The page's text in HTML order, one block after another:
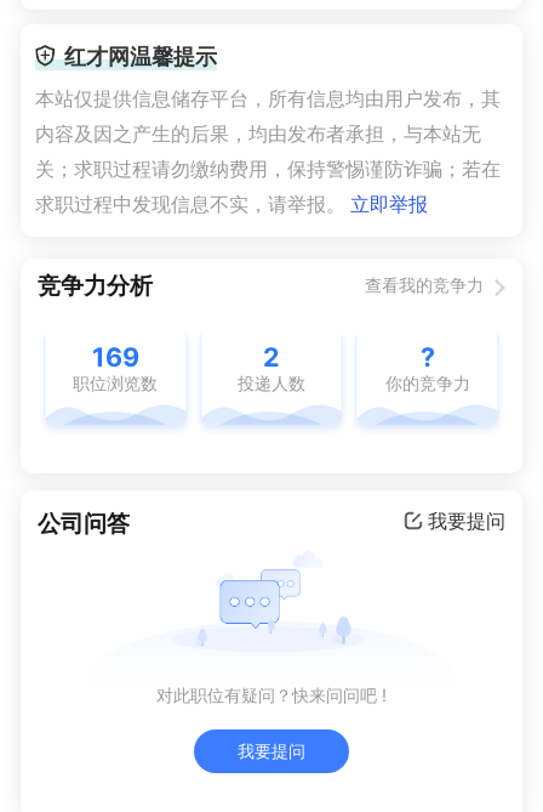
红才网温馨提示
本站仅提供信息储存平台，所有信息均由用户发布，其
内容及因之产生的后果，均由发布者承担，与本站无
关；求职过程请勿缴纳费用，保持警惕谨防诈骗；若在
求职过程中发现信息不实，请举报。 立即举报
竞争力分析 查看我的竞争力
169
职位浏览数
2
投递人数
?
你的竞争力
公司问答 我要提问
对此职位有疑问？快来问问吧 !
我要提问